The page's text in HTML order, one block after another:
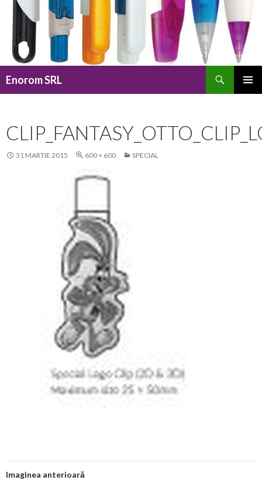
Enorom SRL
31 MARTIE 2015 600 × 600 SPECIAL
Imaginea anterioară